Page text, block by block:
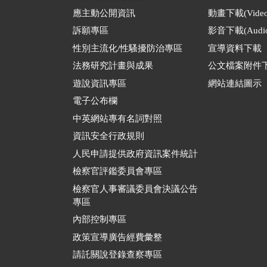
應主動公開資訊
訴願專區
性別主流化/性騷擾防治專區
法務研究計畫與成果
遊說資訊專區
電子公布欄
中英網站專有名詞對照
資訊安全行政規則
人民申請提供政府資訊案件統計
檢察官評鑑委員會專區
檢察官人事審議委員會決議公告
專區
內部控制專區
政策宣導廣告經費彙整
請託關說登錄查察專區
動畫下載
影音下載
宣導資料下載
公文檔案附件
網站連結圖示